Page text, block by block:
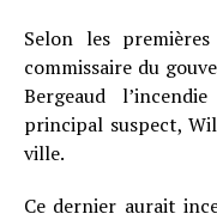
Selon les
commissaire du
Bergeaud
principal suspect,
ville.
Ce dernier aurait